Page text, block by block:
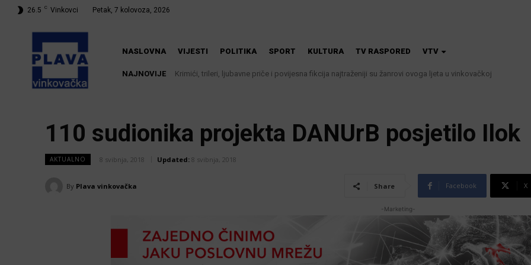
26.5 C Vinkovci Petak, 7 kolovoza, 2026
NASLOVNA VIJESTI POLITIKA SPORT KULTURA TV RASPORED VTV
NAJNOVIJE
Krimići, trileri, ljubavne priče i povijesna fikcija najtraženiji su žanrovi ovoga ljeta u vinkovačkoj
110 sudionika projekta DANUrB posjetilo Ilok
AKTUALNO 8 svibnja, 2018 Updated: 8 svibnja, 2018
By Plava vinkovačka Share Facebook X
-Marketing-